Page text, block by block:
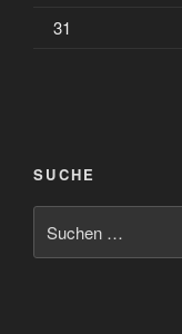
31
SUCHE
nach: